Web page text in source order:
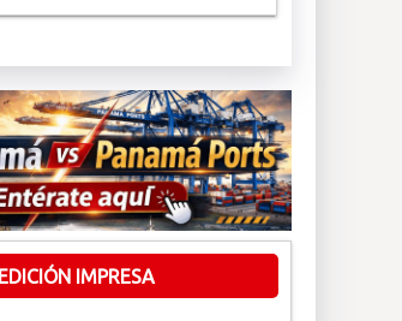
EDICIÓN IMPRESA